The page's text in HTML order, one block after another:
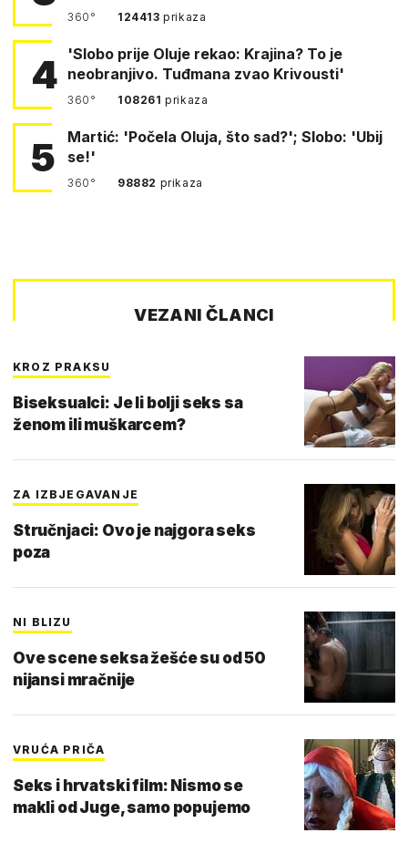
360° 124413prikaza
4
'Slobo prije Oluje rekao: Krajina? To je
neobranjivo. Tuđmana zvao Krivousti'
360° 108261prikaza
5
Martić: 'Počela Oluja, što sad?'; Slobo: 'Ubij
se!'
360° 98882 prikaza
VEZANI ČLANCI
KROZ PRAKSU
Biseksualci: Je li bolji seks sa
ženom ili muškarcem?
ZA IZBJEGAVANJE
Stručnjaci: Ovo je najgora seks
poza
NI BLIZU
Ove scene seksa žešće su od 50
nijansi mračnije
VRUĆA PRIČA
Seks i hrvatski film: Nismo se
makli od Juge, samo popujemo